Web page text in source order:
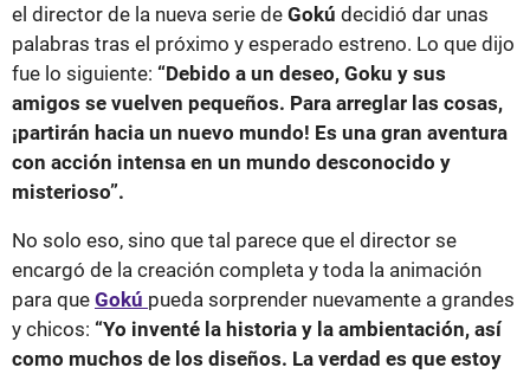
el director de la nueva serie de Gokú decidió dar unas
palabras tras el próximo y esperado estreno. Lo que dijo
fue lo siguiente: “Debido a un deseo, Goku y sus
amigos se vuelven pequeños. Para arreglar las cosas,
¡partirán hacia un nuevo mundo! Es una gran aventura
con acción intensa en un mundo desconocido y
misterioso”.
No solo eso, sino que tal parece que el director se
encargó de la creación completa y toda la animación
para que Gokú pueda sorprender nuevamente a grandes
y chicos: “Yo inventé la historia y la ambientación, así
como muchos de los diseños. La verdad es que estoy